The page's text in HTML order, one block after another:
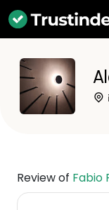
Review of Fabio